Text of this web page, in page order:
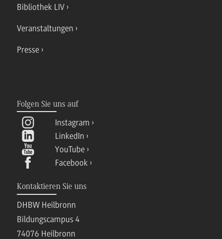
Bibliothek LIV
Veranstaltungen
Presse
Folgen Sie uns auf
Instagram
LinkedIn
YouTube
Facebook
Kontaktieren Sie uns
DHBW Heilbronn
Bildungscampus 4
74076 Heilbronn